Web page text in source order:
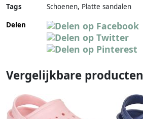
Tags
Schoenen, Platte sandalen
Delen
Vergelijkbare producten